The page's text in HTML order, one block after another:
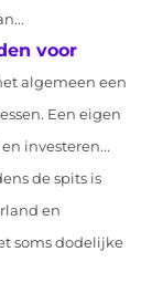
voor
algemeen een
Een eigen
investeren...
de spits is
en
soms dodelijke